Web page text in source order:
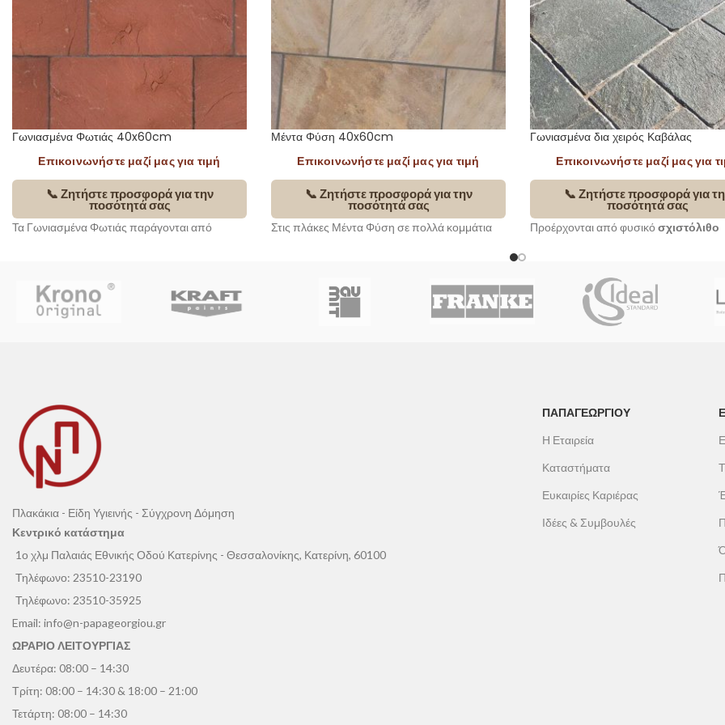
Γωνιασμένα Φωτιάς 40x60cm
Επικοινωνήστε μαζί μας για τιμή
📞 Ζητήστε προσφορά για την
ποσότητά σας
Τα Γωνιασμένα Φωτιάς παράγονται από
χέρι και οι δυο μεγάλες φυσικές.
Μέντα Φύση 40x60cm
Επικοινωνήστε μαζί μας για τιμή
📞 Ζητήστε προσφορά για την
ποσότητά σας
Στις πλάκες Μέντα Φύση σε πολλά κομμάτια
μεγάλες φυσικές.
Γωνιασμένα δια χειρός Καβάλας
Επικοινωνήστε μαζί μας για
📞 Ζητήστε προσφορά για
ποσότητά σας
Προέρχονται από φυσικό σχιστόλιθο
χρυσός του Φιλίππου Β’.
από
υψηλή σκληρότητα, αντοχή
και στον παγετό,χαμηλή
Πλακάκια - Είδη Υγιεινής - Σύγχρονη Δόμηση
Κεντρικό κατάστημα
1ο χλμ Παλαιάς Εθνικής Οδού Κατερίνης - Θεσσαλονίκης, Κατερίνη, 60100
Τηλέφωνο: 23510-23190
Τηλέφωνο: 23510-35925
Email: info@n-papageorgiou.gr
ΩΡΑΡΙΟ ΛΕΙΤΟΥΡΓΙΑΣ
Δευτέρα: 08:00 – 14:30
Τρίτη: 08:00 – 14:30 & 18:00 – 21:00
Τετάρτη: 08:00 – 14:30
ΠΑΠΑΓΕΩΡΓΊΟΥ
Η Εταιρεία
Καταστήματα
Ευκαιρίες Καριέρας
Ιδέες & Συμβουλές